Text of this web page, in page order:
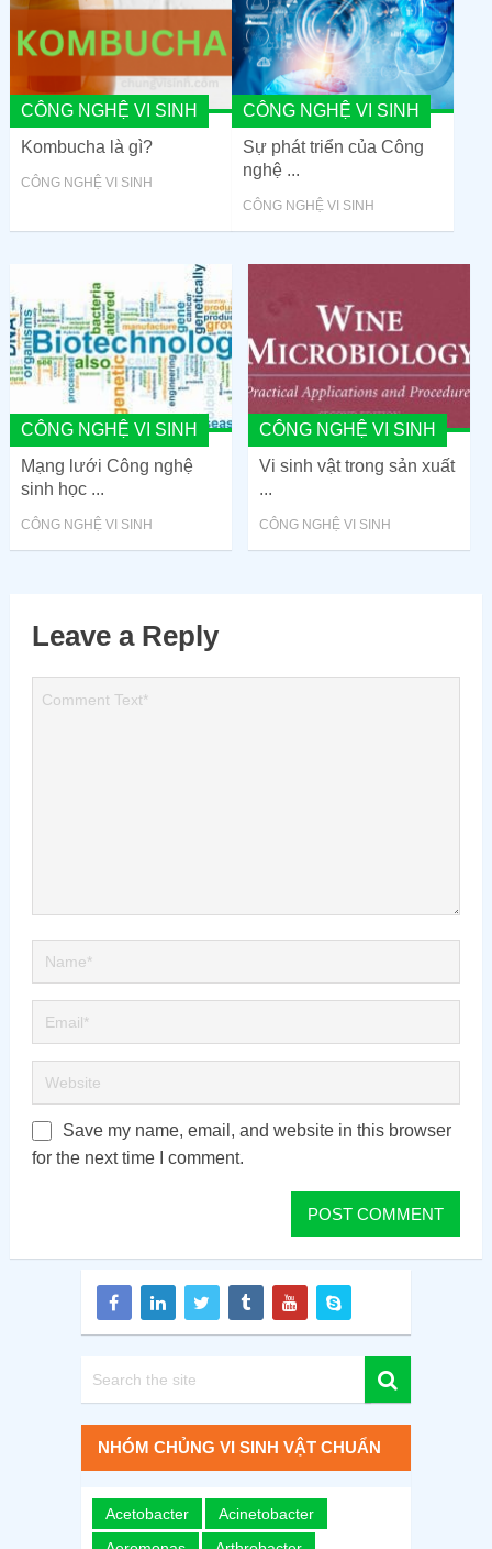
CÔNG NGHỆ VI SINH
Kombucha là gì?
CÔNG NGHỆ VI SINH
CÔNG NGHỆ VI SINH
Sự phát triển của Công
nghệ ...
CÔNG NGHỆ VI SINH
CÔNG NGHỆ VI SINH
Mạng lưới Công nghệ
sinh học ...
CÔNG NGHỆ VI SINH
CÔNG NGHỆ VI SINH
Vi sinh vật trong sản xuất
...
CÔNG NGHỆ VI SINH
Leave a Reply
Save my name, email, and website in this browser
for the next time I comment.
NHÓM CHỦNG VI SINH VẬT CHUẨN
Acetobacter
Acinetobacter